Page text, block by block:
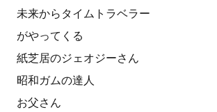
未来からタイムトラベラー
がやってくる
紙芝居のジェオジーさん
昭和ガムの達人
お父さん